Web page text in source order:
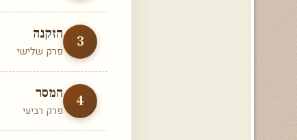
3 הזקנה
פרק שלישי
4 המסר
פרק רביעי